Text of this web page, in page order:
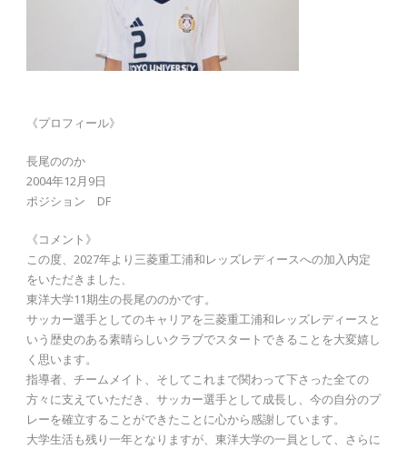
《プロフィール》
長尾ののか
2004年12月9日
ポジション DF
《コメント》
この度、2027年より三菱重工浦和レッズレディースへの加入内定
をいただきました、
東洋大学11期生の長尾ののかです。
サッカー選手としてのキャリアを三菱重工浦和レッズレディースと
いう歴史のある素晴らしいクラブでスタートできることを大変嬉し
く思います。
指導者、チームメイト、そしてこれまで関わって下さった全ての
方々に支えていただき、サッカー選手として成長し、今の自分のプ
レーを確立することができたことに心から感謝しています。
大学生活も残り一年となりますが、東洋大学の一員として、さらに